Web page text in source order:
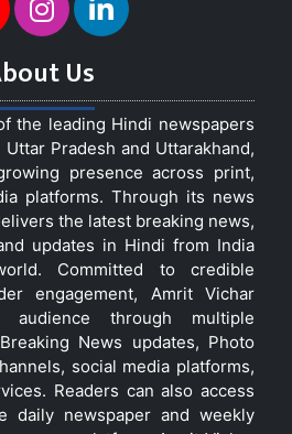
Us
the leading Hindi newspapers
Pradesh and Uttarakhand,
presence across print,
platforms. Through its news
the latest breaking news,
updates in Hindi from India
Committed to credible
engagement, Amrit Vichar
through multiple
News updates, Photo
social media platforms,
Readers can also access
daily newspaper and weekly